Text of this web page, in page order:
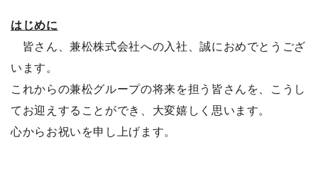
はじめに
皆さん、兼松株式会社への入社、誠におめでとうござ
います。
これからの兼松グループの将来を担う皆さんを、こうし
てお迎えすることができ、大変嬉しく思います。
心からお祝いを申し上げます。